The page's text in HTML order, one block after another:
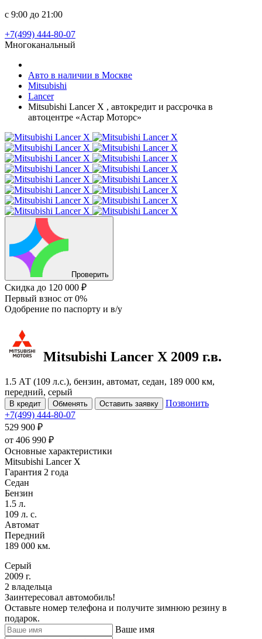
с 9:00 до 21:00
+7(499) 444-80-07
Многоканальный
Авто в наличии в Москве
Mitsubishi
Lancer
Mitsubishi Lancer X , автокредит и рассрочка в
автоцентре «Астар Моторс»
Проверить
Скидка до 120 000 ₽
Первый взнос от 0%
Одобрение по паспорту и в/у
Mitsubishi Lancer X 2009 г.в.
1.5 АТ (109 л.с.), бензин, автомат, седан, 189 000 км,
передний, серый
В кредит Обменять Оставить заявку
Позвонить
+7(499) 444-80-07
529 900 ₽
от 406 990 ₽
Основные характеристики
Mitsubishi Lancer X
Гарантия 2 года
Седан
Бензин
1.5 л.
109 л. с.
Автомат
Передний
189 000 км.
Серый
2009 г.
2 владельца
Заинтересовал автомобиль!
Оставьте номер телефона и получите зимнюю резину в
подарок.
Ваше имя